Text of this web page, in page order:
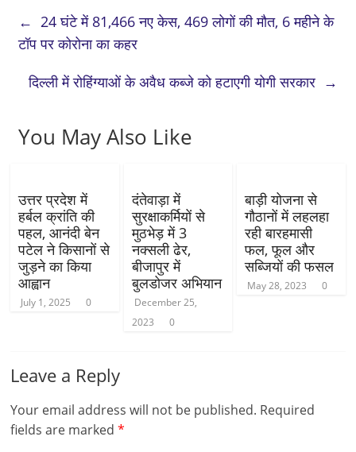
← 24 घंटे में 81,466 नए केस, 469 लोगों की मौत, 6 महीने के
टॉप पर कोरोना का कहर
दिल्ली में रोहिंग्याओं के अवैध कब्जे को हटाएगी योगी सरकार →
You May Also Like
उत्तर प्रदेश में
हर्बल क्रांति की
पहल, आनंदी बेन
पटेल ने किसानों से
जुड़ने का किया
आह्वान
July 1, 2025 0
दंतेवाड़ा में
सुरक्षाकर्मियों से
मुठभेड़ में 3
नक्सली ढेर,
बीजापुर में
बुलडोजर अभियान
December 25,
2023
0
बाड़ी योजना से
गौठानों में लहलहा
रही बारहमासी
फल, फूल और
सब्जियों की फसल
May 28, 2023 0
Leave a Reply
Your email address will not be published. Required
fields are marked*